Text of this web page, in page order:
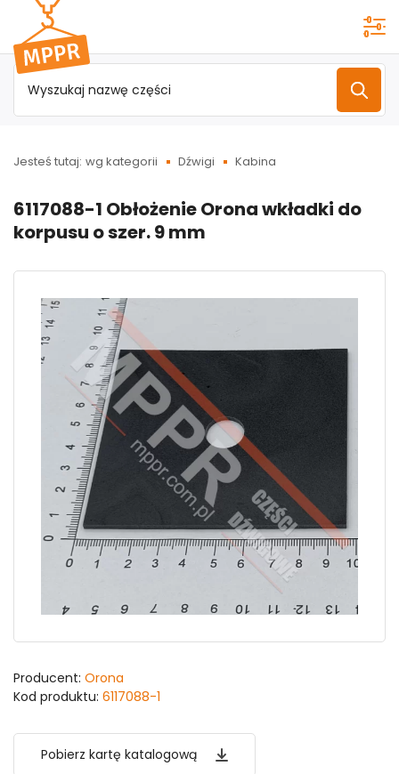
Przejdź do
menu
głównego
Jesteś tutaj: wg kategorii Dźwigi Kabina
6117088-1 Obłożenie Orona wkładki do
korpusu o szer. 9 mm
Producent: Orona
Kod produktu: 6117088-1
Pobierz kartę katalogową